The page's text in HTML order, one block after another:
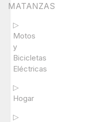
MATANZAS
▷
Motos
y
Bicicletas
Eléctricas
▷
Hogar
▷